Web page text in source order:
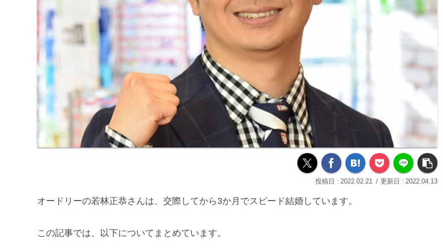
2022.02.21 2022.04.13
オードリーの若林正恭さんは、交際してから3か月でスピード結婚しています。
この記事では、以下についてまとめています。